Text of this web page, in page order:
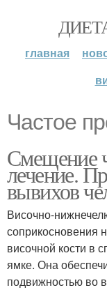
главная
Частое
Смещение
лечение.
вывихов
Височно-
соприкосновения
височной кости в
ямке. Она
подвижностью во